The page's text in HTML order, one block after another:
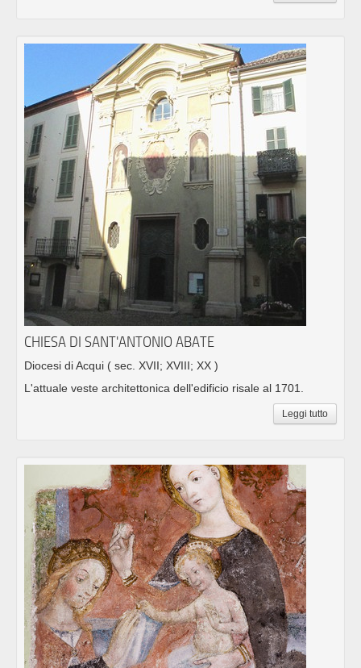
CHIESA DI SANT'ANTONIO ABATE
Diocesi di Acqui ( sec. XVII; XVIII; XX )
L'attuale veste architettonica dell'edificio risale al 1701.
Leggi tutto